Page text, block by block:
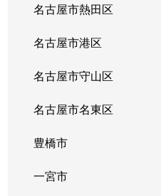
名古屋市熱田区
名古屋市港区
名古屋市守山区
名古屋市名東区
豊橋市
一宮市